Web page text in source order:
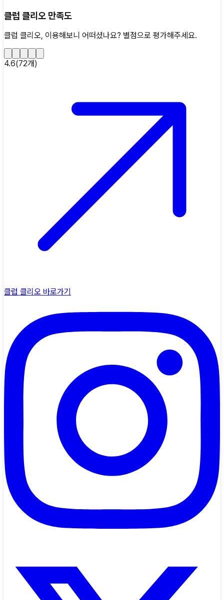
클럽 클리오 만족도
클럽 클리오, 이용해보니 어떠셨나요? 별점으로 평가해주세요.
4.6(72개)
클럽 클리오 바로가기